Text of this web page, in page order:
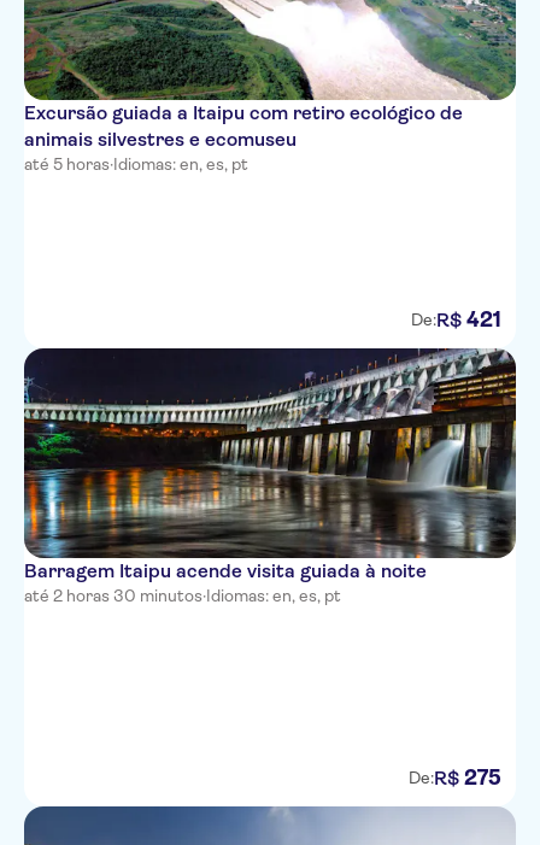
Excursão guiada a Itaipu com retiro ecológico de
animais silvestres e ecomuseu
até 5 horas·Idiomas: en, es, pt
De:R$ 421
Barragem Itaipu acende visita guiada à noite
até 2 horas 30 minutos·Idiomas: en, es, pt
De:R$ 275